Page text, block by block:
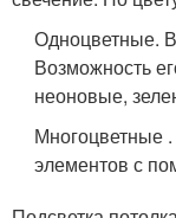
Одноцветные.
Возможность
неоновые,
Многоцветные
элементов с